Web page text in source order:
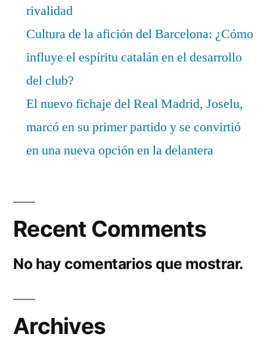
rivalidad
Cultura de la afición del Barcelona: ¿Cómo
influye el espíritu catalán en el desarrollo
del club?
El nuevo fichaje del Real Madrid, Joselu,
marcó en su primer partido y se convirtió
en una nueva opción en la delantera
Recent Comments
No hay comentarios que mostrar.
Archives